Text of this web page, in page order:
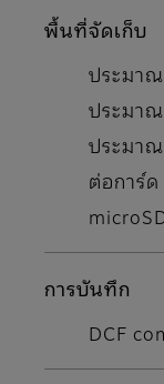
พื้นที่จัดเก็บ
ประมา
ประมา
ประมา
ต่อการ์ด
การบันทึก
DCF